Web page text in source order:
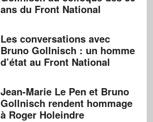
ans du Front National
Les conversations avec
Bruno Gollnisch : un homme
d’état au Front National
Jean-Marie Le Pen et Bruno
Gollnisch rendent hommage
à Roger Holeindre